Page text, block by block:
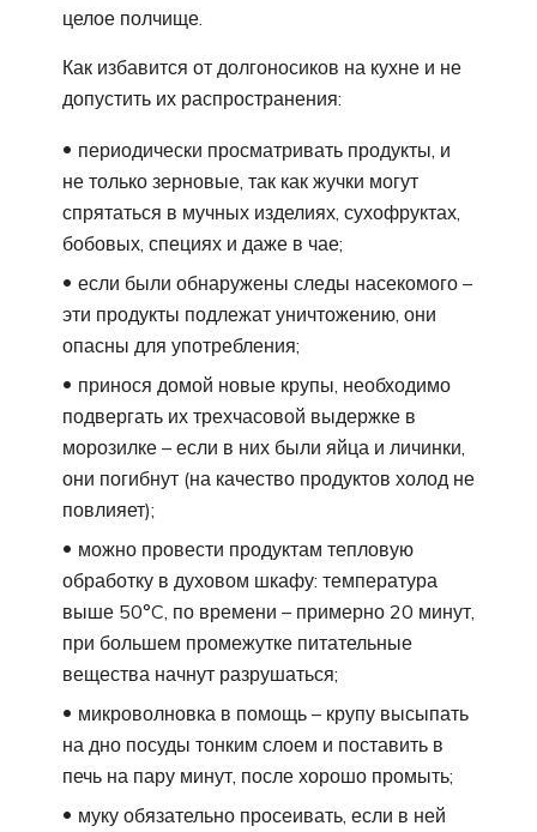
целое полчище.
Как избавится от долгоносиков на кухне и не
допустить их распространения:
периодически просматривать продукты, и
не только зерновые, так как жучки могут
спрятаться в мучных изделиях, сухофруктах,
бобовых, специях и даже в чае;
если были обнаружены следы насекомого –
эти продукты подлежат уничтожению, они
опасны для употребления;
принося домой новые крупы, необходимо
подвергать их трехчасовой выдержке в
морозилке – если в них были яйца и личинки,
они погибнут (на качество продуктов холод не
повлияет);
можно провести продуктам тепловую
обработку в духовом шкафу: температура
выше 50°C, по времени – примерно 20 минут,
при большем промежутке питательные
вещества начнут разрушаться;
микроволновка в помощь – крупу высыпать
на дно посуды тонким слоем и поставить в
печь на пару минут, после хорошо промыть;
муку обязательно просеивать, если в ней